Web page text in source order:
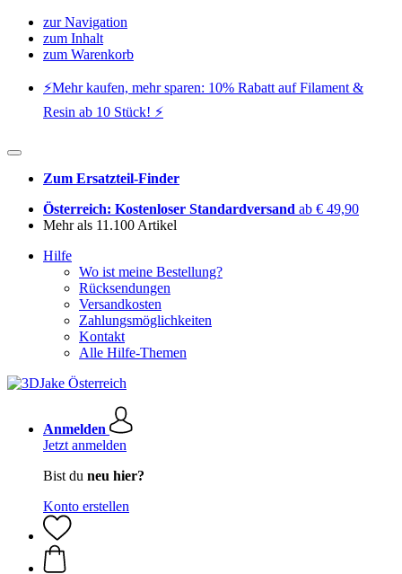
zur Navigation
zum Inhalt
zum Warenkorb
⚡️Mehr kaufen, mehr sparen: 10% Rabatt auf Filament &
Resin ab 10 Stück! ⚡️
Zum Ersatzteil-Finder
Österreich: Kostenloser Standardversand ab € 49,90
Mehr als 11.100 Artikel
Hilfe
Wo ist meine Bestellung?
Rücksendungen
Versandkosten
Zahlungsmöglichkeiten
Kontakt
Alle Hilfe-Themen
Anmelden
Jetzt anmelden
Bist du neu hier?
Konto erstellen